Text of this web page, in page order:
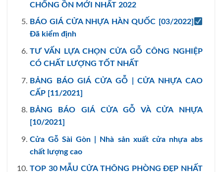
CHỐNG ỒN MỚI NHẤT 2022
BÁO GIÁ CỬA NHỰA HÀN QUỐC [03/2022]
Đã kiểm định
TƯ VẤN LỰA CHỌN CỬA GỖ CÔNG NGHIỆP
CÓ CHẤT LƯỢNG TỐT NHẤT
BẢNG BÁO GIÁ CỬA GỖ | CỬA NHỰA CAO
CẤP [11/2021]
BẢNG BÁO GIÁ CỬA GỖ VÀ CỬA NHỰA
[10/2021]
Cửa Gỗ Sài Gòn | Nhà sản xuất cửa nhựa abs
chất lượng cao
TOP 30 MẪU CỬA THÔNG PHÒNG ĐẸP NHẤT